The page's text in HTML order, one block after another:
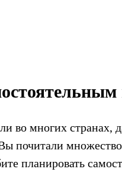
во многих странах,
почитали
планировать